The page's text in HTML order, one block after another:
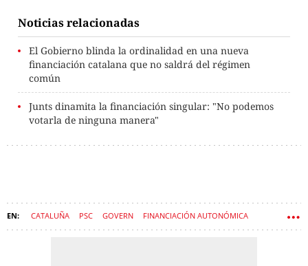
Noticias relacionadas
El Gobierno blinda la ordinalidad en una nueva
financiación catalana que no saldrá del régimen
común
Junts dinamita la financiación singular: "No podemos
votarla de ninguna manera"
CATALUÑA PSC GOVERN FINANCIACIÓN AUTONÓMICA